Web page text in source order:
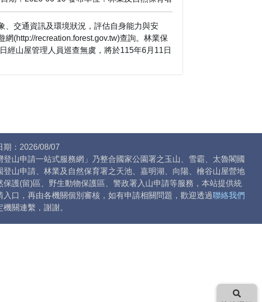
、交通資訊及環境狀況，評估自身能力與安
(http://recreation.forest.gov.tw)查詢。林業保
經山屋管理人員巡查無虞，將於115年6月11日
期：2026/08/07
登山申請一站式服務網」乃整合國家公園署之玉山、雪霸、太魯閣國
登山申請、林業及自然保育署之天池、嘉明湖、向陽、檜谷山屋營地
保護(留)區、野生動物保護區、警政署入山申請等服務，本站提供統
入口，再由各機關個別審核，如有申請相關問題，歡迎透過聯絡我們
機關連繫，謝謝。